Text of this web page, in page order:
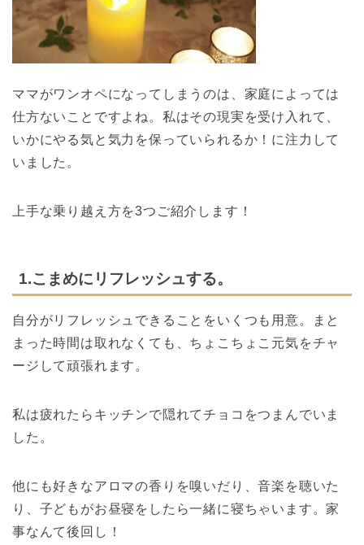
ママがワンオペになってしまうのは、家庭によっては
仕方ないことですよね。 私はその現実を受け入れて、
いかにやる気と気力を保っていられるか！ に注力して
いました。
上手な乗り越え方を3つご紹介します！
1.こまめにリフレッシュする。
自分がリフレッシュできることをいくつも用意。
まと
まった時間は取れなくても、ちょこちょこ元気をチャ
ージして頑張れます。
私は疲れたらキッチンで隠れてチョコをつまんでいま
した。
他にも好きなアロマの香りを嗅いだり、音楽を聴いた
り、 子どもがお昼寝をしたら一緒に寝ちゃいます。家
事なんて後回し！